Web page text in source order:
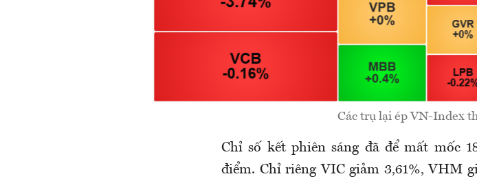
Các trụ lại ép VN-Index
Chỉ số kết phiên sáng đã để mất mốc
điểm. Chỉ riêng VIC giảm 3,61%, VHM